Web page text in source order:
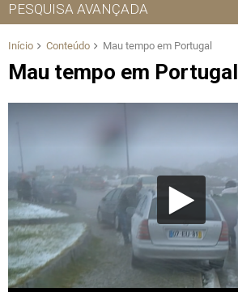
PESQUISA AVANÇADA
Início Conteúdo Mau tempo em Portugal
Mau tempo em Portugal